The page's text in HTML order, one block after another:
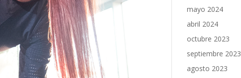
mayo 2024
abril 2024
octubre 2023
septiembre 2023
agosto 2023